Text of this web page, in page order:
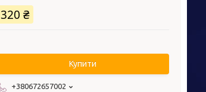
320 ₴
Купити
+380672657002